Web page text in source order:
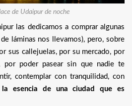
de Udaipur de noche
las dedicamos a comprar algunas
láminas nos llevamos), pero, sobre
sus callejuelas, por su mercado, por
por poder pasear sin que nadie te
contemplar con tranquilidad, con
la esencia de una ciudad que es